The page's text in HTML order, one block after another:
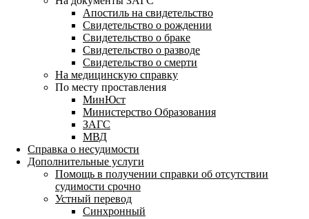
Апостиль на свидетельство
Свидетельство о рождении
Свидетельство о браке
Свидетельство о разводе
Свидетельство о смерти
На медицинскую справку
По месту проставления
МинЮст
Министерство Образования
ЗАГС
МВД
Справка о несудимости
Дополнительные услуги
Помощь в получении справки об отсутствии
судимости срочно
Устный перевод
Синхронный